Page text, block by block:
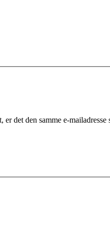
det den samme e-mailadresse